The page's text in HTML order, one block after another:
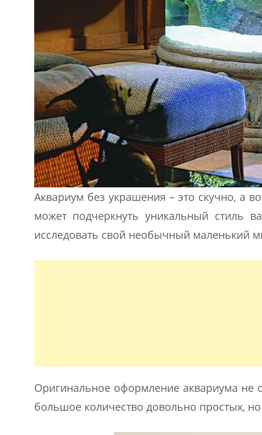
Аквариум без украшения – это скучно, а
может подчеркнуть уникальный стиль
исследовать свой необычный маленький
Оригинальное оформление аквариума не
большое количество довольно простых,